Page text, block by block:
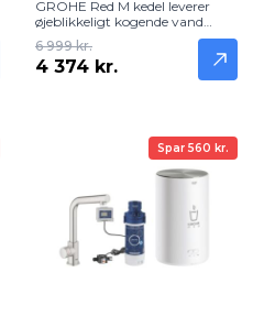
GROHE Red M kedel leverer
øjeblikkeligt kogende vand
direkte til din GROHE Red
vandhane. Kompakt,
energieffektiv og ideel til hurtig
tilberedning af te, kaffe og
6 999 kr.
4 374 kr.
Spar 560 kr.